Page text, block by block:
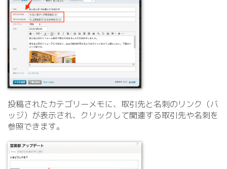
投稿されたカテゴリーメモに、取引先と名刺のリンク（バ
ッジ）が表示され、クリックして関連する取引先や名刺を
参照できます。